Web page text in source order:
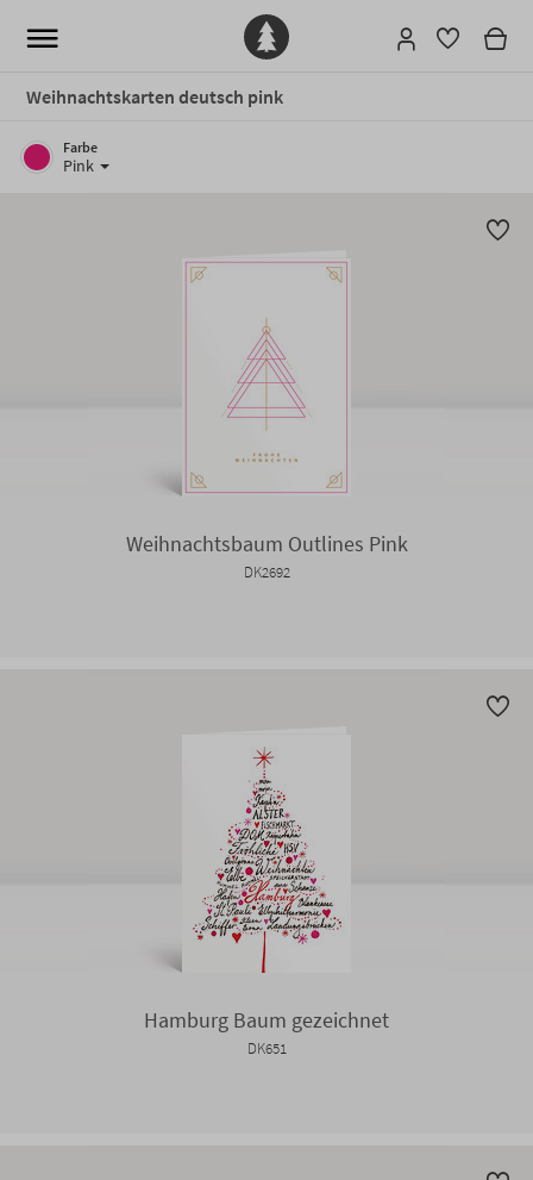
Weihnachtskarten deutsch pink
Farbe
Pink
Weihnachtsbaum Outlines Pink
DK2692
Hamburg Baum gezeichnet
DK651